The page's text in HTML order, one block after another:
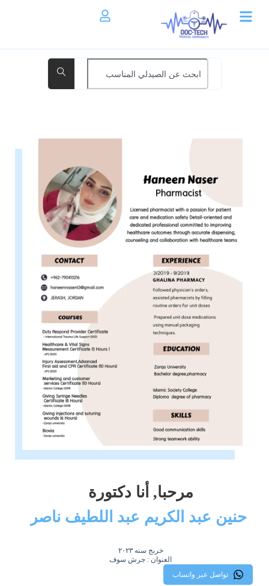
مرحبا, أنا دكتورة
حنين عبد الكريم عبد اللطيف ناصر
خربج سنه ٢٠٢٣
العنوان : جرش سوف
تواصل عبر واتساب